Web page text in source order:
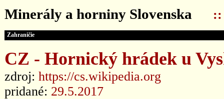
Minerály a horniny Slovenska ::
Zahraničie
CZ - Hornický hrádek u
zdroj: https://cs.wikipedia.org
pridané: 29.5.2017